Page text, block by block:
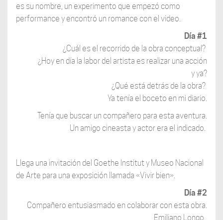
es su nombre, un experimento que empezó como
performance y encontró un romance con el video.
Día #1
¿Cuál es el recorrido de la obra conceptual?
¿Hoy en día la labor del artista es realizar una acción
y ya?
¿Qué está detrás de la obra?
Ya tenía el boceto en mi diario.
Tenía que buscar un compañero para esta aventura.
Un amigo cineasta y actor era el indicado.
Llega una invitación del Goethe Institut y Museo Nacional
de Arte para una exposición llamada «Vivir bien».
Día #2
Compañero entusiasmado en colaborar con esta obra.
Emiliano Longo,